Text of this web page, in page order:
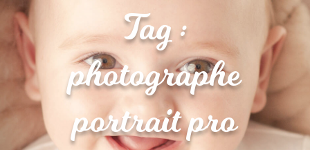
Tag :
photographe
portrait pro